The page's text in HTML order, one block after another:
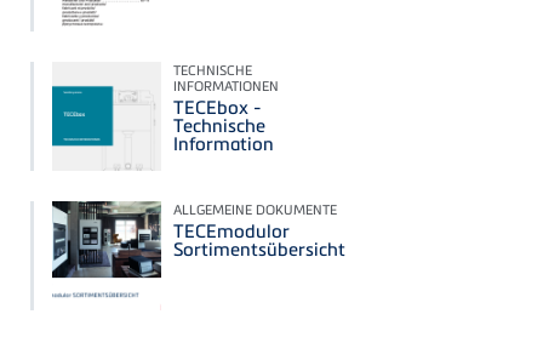
TECHNISCHE
INFORMATIONEN
TECEbox -
Technische
Information
ALLGEMEINE DOKUMENTE
TECEmodulor
Sortimentsübersicht